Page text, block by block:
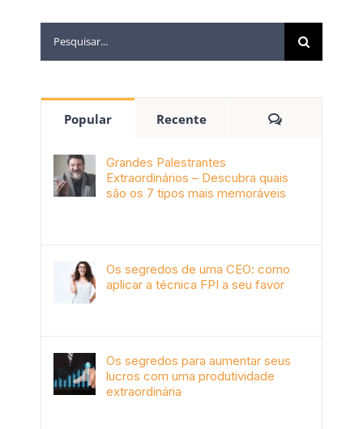
Popular Recente
Grandes Palestrantes
Extraordinários – Descubra quais
são os 7 tipos mais memoráveis
Os segredos de uma CEO: como
aplicar a técnica FPI a seu favor
Os segredos para aumentar seus
lucros com uma produtividade
extraordinária